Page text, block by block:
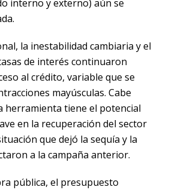
interno y externo) aún se
la inestabilidad cambiaria y el
de interés continuaron
al crédito, variable que se
mayúsculas. Cabe
herramienta tiene el potencial
en la recuperación del sector
que dejó la sequía y la
a la campaña anterior.
pública, el presupuesto